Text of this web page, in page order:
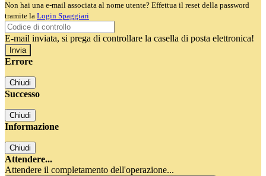
Non hai una e-mail associata al nome utente? Effettua il reset della password
tramite la Login Spaggiari
E-mail inviata, si prega di controllare la casella di posta elettronica!
Errore
Chiudi
Successo
Chiudi
Informazione
Chiudi
Attendere...
Attendere il completamento dell'operazione...